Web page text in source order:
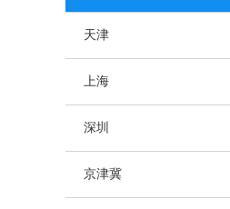
天津
上海
深圳
京津冀